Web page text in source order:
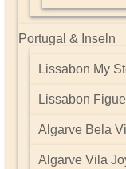
Portugal & Inseln
Lissabon My
Lissabon
Algarve Bela
Algarve Vila